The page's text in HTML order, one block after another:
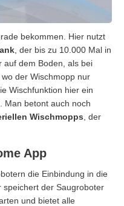
bekommen. Hier nutzt
, der bis zu 10.000 Mal in
auf dem Boden, als bei
der Wischmopp nur
Wischfunktion hier ein
Man betont auch noch
Wischmopps , der
App
die Einbindung in die
speichert der Saugroboter
und bietet alle